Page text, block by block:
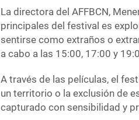
La directora del AFFBCN,
principales del festival es
sentirse como extraños o
a cabo a las 15:00, 17:00 y
A través de las películas, el
un territorio o la exclusión de
capturado con sensibilidad y